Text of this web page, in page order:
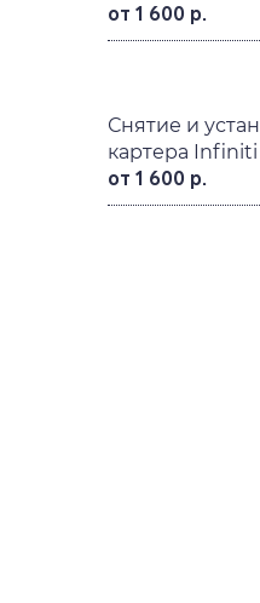
от 1 600 р.
Снятие и
картера
от 1 600 р.